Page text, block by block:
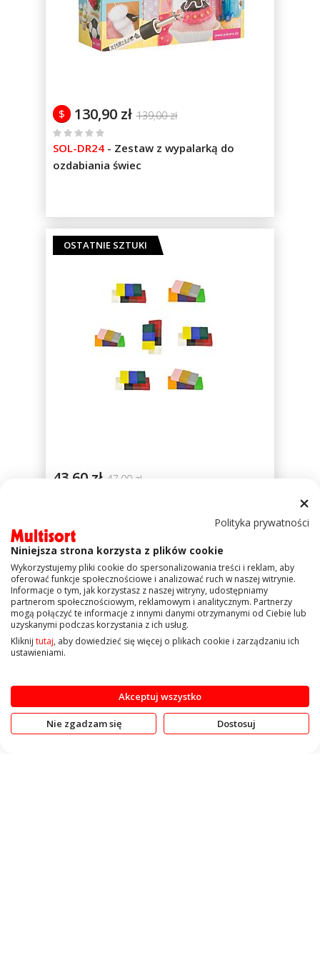
130,90 zł 139,00 zł
$
%
100
SOL-DR24 - Zestaw z wypalarką do
ozdabiania świec
OSTATNIE SZTUKI
43,60 zł 47,00 zł
100
bloków woskowych do ozdabiania świec
Produkty 1-12z54
Strona
Aktualnie czytasz stronę
StronaStrona
3 Strona
4 StronaStrona
Następne
Pokaż Sortuj wg
Polityka prywatności
Niniejsza strona korzysta z plików cookie
Wykorzystujemy pliki cookie do spersonalizowania treści i reklam, aby
oferować funkcje społecznościowe i analizować ruch w naszej witrynie.
Informacje o tym, jak korzystasz z naszej witryny, udostępniamy
partnerom społecznościowym, reklamowym i analitycznym. Partnerzy
mogą połączyć te informacje z innymi danymi otrzymanymi od Ciebie lub
uzyskanymi podczas korzystania z ich usług.
Kliknij tutaj, aby dowiedzieć się więcej o plikach cookie i zarządzaniu ich
ustawieniami.
Akceptuj wszystko
Nie zgadzam się Dostosuj